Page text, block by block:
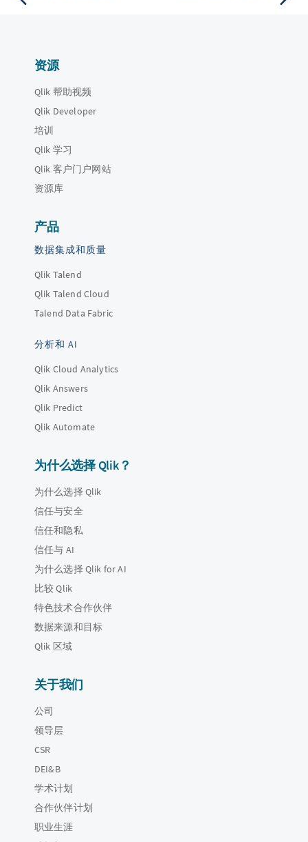
资源
Qlik 帮助视频
Qlik Developer
培训
Qlik 学习
Qlik 客户门户网站
资源库
产品
数据集成和质量
Qlik Talend
Qlik Talend Cloud
Talend Data Fabric
分析和 AI
Qlik Cloud Analytics
Qlik Answers
Qlik Predict
Qlik Automate
为什么选择 Qlik？
为什么选择 Qlik
信任与安全
信任和隐私
信任与 AI
为什么选择 Qlik for AI
比较 Qlik
特色技术合作伙伴
数据来源和目标
Qlik 区域
关于我们
公司
领导层
CSR
DEI&B
学术计划
合作伙伴计划
职业生涯